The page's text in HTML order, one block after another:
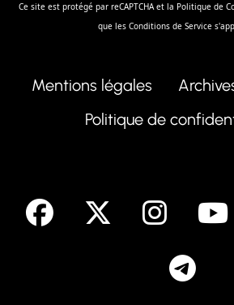
Ce site est protégé par reCAPTCHA et la Politique de
que les Conditions de Service
Mentions légales
Politique de
facebook